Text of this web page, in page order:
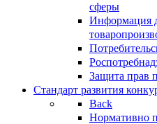
сферы
Информация
Защита прав
Стандарт развития
Back
Нормативно